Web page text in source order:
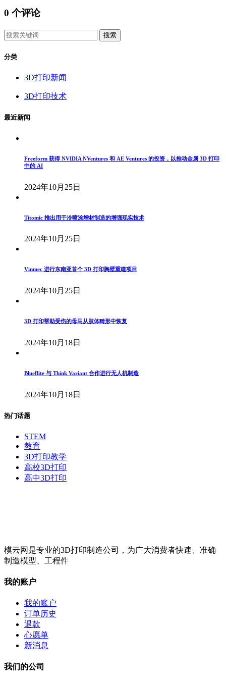
0 个评论
搜索
分类
3D打印新闻
3D打印技术
最近新闻
Freeform 获得 NVIDIA NVentures 和 AE Ventures 的投资，以推动金属 3D 打印
中的 AI
2024年10月25日
Titomic 推出用于冷喷涂增材制造的增强现实技术
2024年10月25日
Vinmec 进行东南亚首个 3D 打印胸壁重建项目
2024年10月25日
3D 打印帮助受伤的母马从肢体畸形中恢复
2024年10月18日
Blueflite 与 Think Variant 合作进行无人机制造
2024年10月18日
热门话题
STEM
教育
3D打印教学
高校3D打印
高中3D打印
模云网是专业的3D打印制造公司，为广大消费者快速、准确
制造模型、工程件
我的账户
我的账户
订单历史
退款
心愿单
新消息
我们的公司